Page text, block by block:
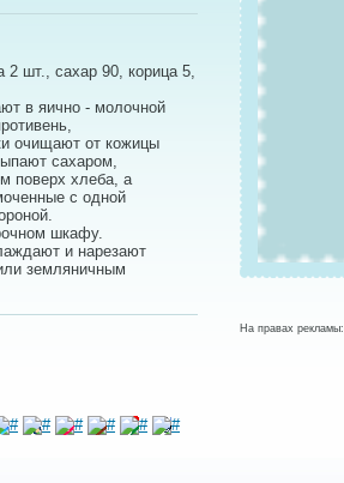
шт., сахар 90, корица 5,
в яично - молочной
очищают от кожицы
сахаром,
поверх хлеба, а
с одной
шкафу.
и нарезают
земляничным
На правах рекламы: